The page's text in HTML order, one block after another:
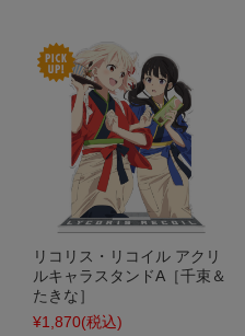
リコリス・リコイル アクリ
ルキャラスタンドA［千束＆
たきな］
¥1,870(税込)